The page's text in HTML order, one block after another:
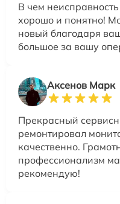
В чем
хорошо и понятно!
новый благодаря
большое за вашу
Аксенов Марк
Прекрасный
ремонтировал
качественно.
профессионализм
рекомендую!